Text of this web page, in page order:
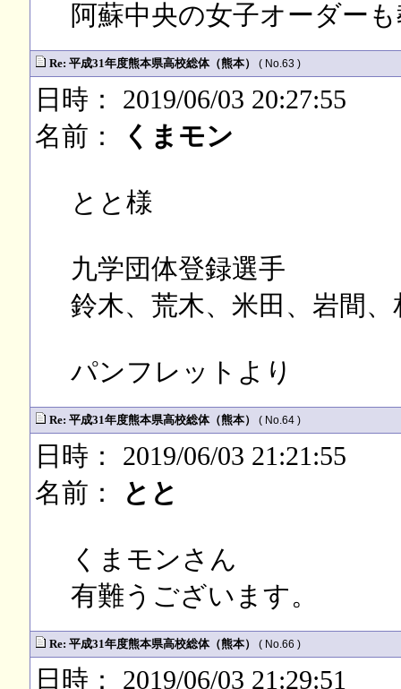
阿蘇中央の女子オーダー
Re: 平成31年度熊本県高校総体（熊本） ( No.63 )
日時： 2019/06/03 20:27:55
名前：
くまモン
とと様
九学団体登録選手
鈴木、荒木、米田、岩間
パンフレットより
Re: 平成31年度熊本県高校総体（熊本） ( No.64 )
日時： 2019/06/03 21:21:55
名前：
とと
くまモンさん
有難うございます。
Re: 平成31年度熊本県高校総体（熊本） ( No.66 )
日時： 2019/06/03 21:29:51